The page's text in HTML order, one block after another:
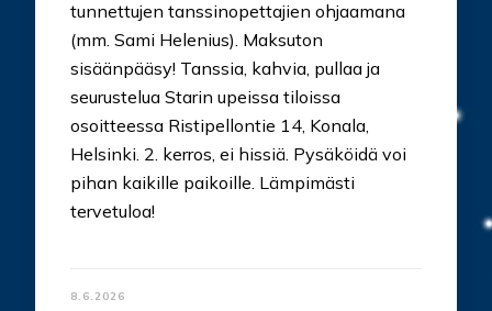
tunnettujen tanssinopettajien ohjaamana
(mm. Sami Helenius). Maksuton
sisäänpääsy! Tanssia, kahvia, pullaa ja
seurustelua Starin upeissa tiloissa
osoitteessa Ristipellontie 14, Konala,
Helsinki. 2. kerros, ei hissiä. Pysäköidä voi
pihan kaikille paikoille. Lämpimästi
tervetuloa!
8.6.2026